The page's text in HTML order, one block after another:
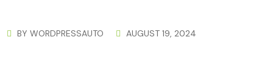
BYWORDPRESSAUTO AUGUST 19, 2024